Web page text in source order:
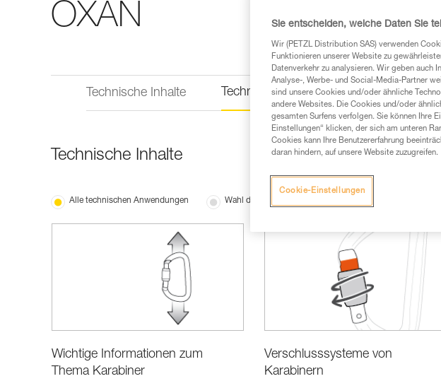
OXAN
Technische Inhalte Technische Informationen
Technische Inhalte
Alle technischen Anwendungen Wahl der Ausrüstung
Wichtige Informationen zum
Thema Karabiner
Verschlusssysteme von
Karabinern
Sie entscheiden, welche Daten Sie
Wir (PETZL Distribution SAS) verwenden
Funktionieren unserer Website zu
Datenverkehr zu analysieren. Wir geben auch
Analyse-, Werbe- und Social-Media-Partner
sind unsere Cookies und/oder ähnliche
andere Websites. Die Cookies und/oder
gesamten Surfens verfolgen. Sie können Ihre
Einstellungen“ klicken, der sich am unteren
Cookies kann Ihre Benutzererfahrung
daran hindern, auf unsere Website zuzugreifen.
Cookie-Einstellungen